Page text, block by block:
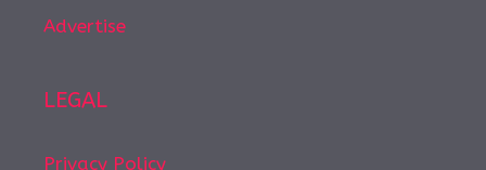
Advertise
LEGAL
Privacy Policy